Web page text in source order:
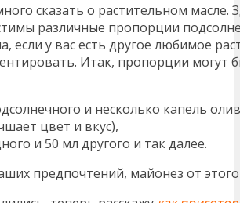
сказать о растительном масле.
различные пропорции
если у вас есть другое любимое
Итак, пропорции могут
и несколько капель
цвет и вкус),
и 50 мл другого и так далее.
предпочтений, майонез от